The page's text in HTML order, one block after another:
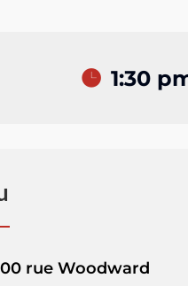
1:30
rue Woodward